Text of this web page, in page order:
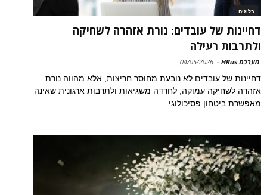
בלוגים
דחיינות של עובדים: נורת אזהרה לשחיקה
ולתרבות רעילה
מערכת HRus -
04/05/2026
דחיינות של עובדים לא נובעת מחוסר חריצות, אלא מהווה נורת
אזהרה לשחיקה עמוקה, לחרדה משגיאות ולתרבות ארגונית שאינה
מאפשרת ביטחון פסיכולוגי